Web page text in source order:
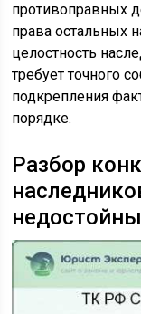
противоправных
права остальных
целостность
требует точного
подкрепления
порядке.
Разбор